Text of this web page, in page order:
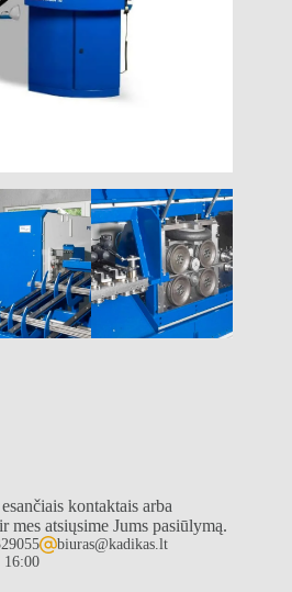
kontaktais arba
atsiųsime Jums pasiūlymą.
biuras@kadikas.lt